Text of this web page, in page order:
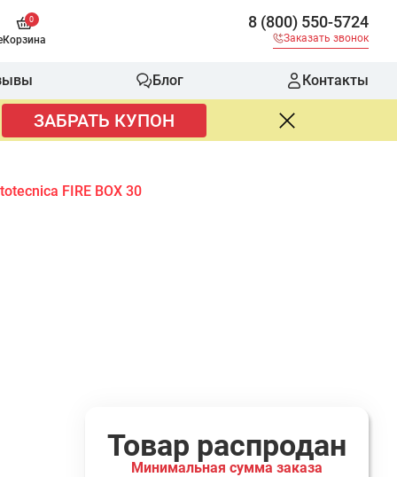
0
Корзина
8 (800) 550-5724
Заказать звонок
Блог Контакты
ЗАБРАТЬ КУПОН
FIRE BOX 30
Товар распродан
Минимальная сумма заказа